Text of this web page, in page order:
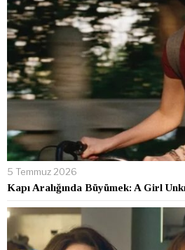
5 Temmuz 2026
Kapı Aralığında Büyümek: A Girl